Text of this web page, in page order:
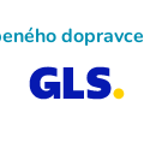
dopravce